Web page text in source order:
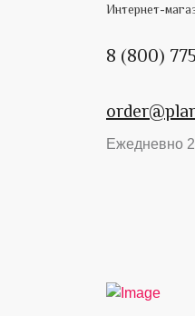
Интернет-
8 (800)
Ежедневно